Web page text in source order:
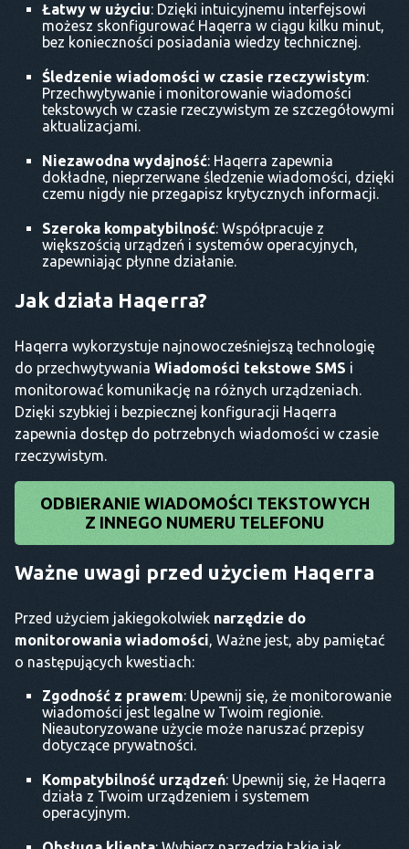
Łatwy w użyciu: Dzięki intuicyjnemu interfejsowi
możesz skonfigurować Haqerra w ciągu kilku minut,
bez konieczności posiadania wiedzy technicznej.
Śledzenie wiadomości w czasie rzeczywistym:
Przechwytywanie i monitorowanie wiadomości
tekstowych w czasie rzeczywistym ze szczegółowymi
aktualizacjami.
Niezawodna wydajność: Haqerra zapewnia
dokładne, nieprzerwane śledzenie wiadomości, dzięki
czemu nigdy nie przegapisz krytycznych informacji.
Szeroka kompatybilność: Współpracuje z
większością urządzeń i systemów operacyjnych,
zapewniając płynne działanie.
Jak działa Haqerra?
Haqerra wykorzystuje najnowocześniejszą technologię
do przechwytywania Wiadomości tekstowe SMS i
monitorować komunikację na różnych urządzeniach.
Dzięki szybkiej i bezpiecznej konfiguracji Haqerra
zapewnia dostęp do potrzebnych wiadomości w czasie
rzeczywistym.
ODBIERANIE WIADOMOŚCI TEKSTOWYCH
Z INNEGO NUMERU TELEFONU
Ważne uwagi przed użyciem Haqerra
Przed użyciem jakiegokolwiek narzędzie do
monitorowania wiadomości, Ważne jest, aby pamiętać
o następujących kwestiach:
Zgodność z prawem: Upewnij się, że monitorowanie
wiadomości jest legalne w Twoim regionie.
Nieautoryzowane użycie może naruszać przepisy
dotyczące prywatności.
Kompatybilność urządzeń: Upewnij się, że Haqerra
działa z Twoim urządzeniem i systemem
operacyjnym.